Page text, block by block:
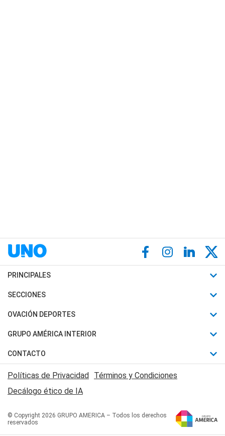
PRINCIPALES
Últimas Noticias
Política
Judiciales
Economia
SECCIONES
Horóscopo
Motores
Trucos caseros
Series y Películas
Edictos y Solicitadas
OVACIÓN DEPORTES
Fútbol
Mundial
Automovilismo
Rugby
Básquet
GRUPO AMÉRICA INTERIOR
Canal 7 en Vivo
San Juan 8
CONTACTO
Acerca de Nosotros
Contactanos
Políticas de Privacidad Términos y Condiciones
Decálogo ético de IA
© Copyright 2026 GRUPO AMERICA – Todos los derechos
reservados